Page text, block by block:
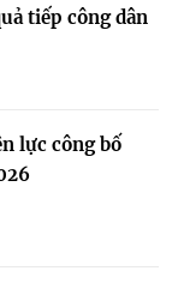
tiếp công dân
lực công bố